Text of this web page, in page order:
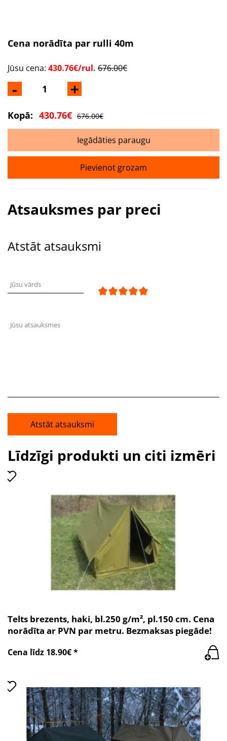
Cena norādīta par rulli 40m
- +
Jūsu cena: 430.76€/rul. 676.00€
Kopā: 430.76€ 676.00€
Iegādāties paraugu
Pievienot grozam
Atsauksmes par preci
Atstāt atsauksmi
Jūsu vārds
Jūsu atsauksmes
Atstāt atsauksmi
Līdzīgi produkti un citi izmēri
Telts brezents, haki, bl.250 g/m², pl.150 cm. Cena
norādīta ar PVN par metru. Bezmaksas piegāde!
Cena līdz 18.90€ *